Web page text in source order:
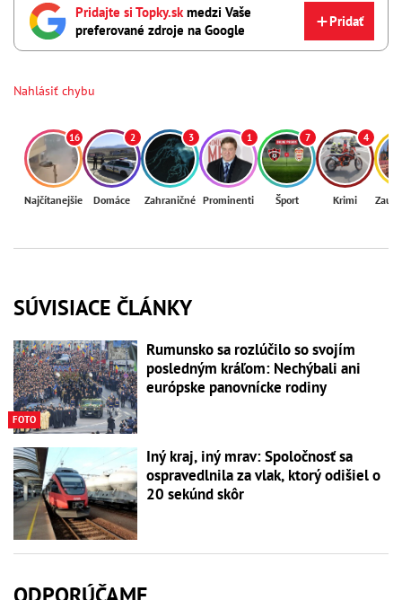
Pridajte si Topky.sk medzi Vaše
preferované zdroje na Google
Pridať
Nahlásiť chybu
16
Najčítanejšie
2
Domáce
3
Zahraničné
1
Prominenti
7
Šport
4
Krimi
SÚVISIACE ČLÁNKY
FOTO
Rumunsko sa rozlúčilo so svojím
posledným kráľom: Nechýbali ani
európske panovnícke rodiny
Iný kraj, iný mrav: Spoločnosť sa
ospravedlnila za vlak, ktorý odišiel o
20 sekúnd skôr